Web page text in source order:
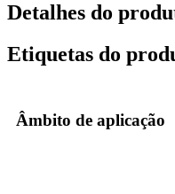
Detalhes do
Etiquetas do
Âmbito de aplicação